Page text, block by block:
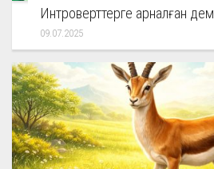
Интроверттерге арналған
09.07.2025